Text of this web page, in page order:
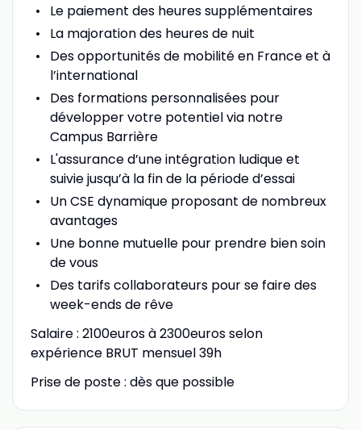
Le paiement des heures supplémentaires
La majoration des heures de nuit
Des opportunités de mobilité en France et à
l’international
Des formations personnalisées pour
développer votre potentiel via notre
Campus Barrière
L'assurance d’une intégration ludique et
suivie jusqu’à la fin de la période d’essai
Un CSE dynamique proposant de nombreux
avantages
Une bonne mutuelle pour prendre bien soin
de vous
Des tarifs collaborateurs pour se faire des
week-ends de rêve
Salaire : 2100euros à 2300euros selon
expérience BRUT mensuel 39h
Prise de poste : dès que possible